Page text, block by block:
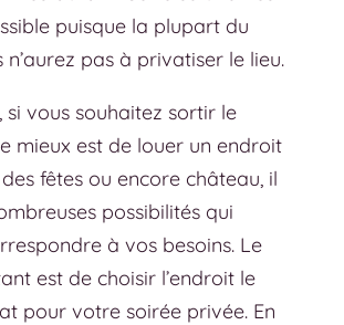
puisque la plupart du
pas à privatiser le lieu.
si vous souhaitez sortir le
mieux est de louer un endroit
fêtes ou encore château, il
possibilités qui
à vos besoins. Le
est de choisir l’endroit le
pour votre soirée privée. En